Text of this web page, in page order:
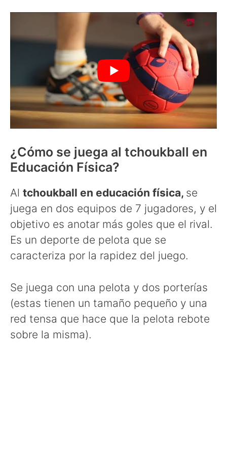
¿Cómo se juega al tchoukball en
Educación Física?
Al tchoukball en educación física, se
juega en dos equipos de 7 jugadores, y el
objetivo es anotar más goles que el rival.
Es un deporte de pelota que se
caracteriza por la rapidez del juego.
Se juega con una pelota y dos porterías
(estas tienen un tamaño pequeño y una
red tensa que hace que la pelota rebote
sobre la misma).